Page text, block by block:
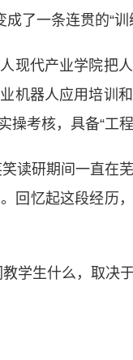
了一条连贯的“训
代产业学院把
机器人应用培训
考核，具备“工程
研期间一直在
回忆起这段经历
生什么，取决